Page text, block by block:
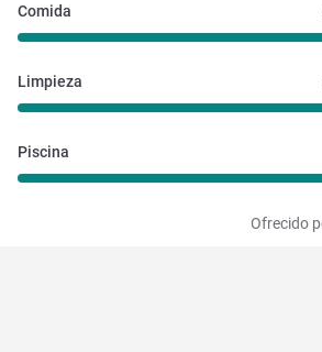
Comida
Limpieza
Piscina
Ofrecido